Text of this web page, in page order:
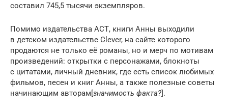
составил 745,5 тысячи экземпляров.
Помимо издательства АСТ, книги Анны выходили
в детском издательстве Clever, на сайте которого
продаются не только её романы, но и мерч по мотивам
произведений: открытки с персонажами, блокноты
с цитатами, личный дневник, где есть список любимых
фильмов, песен и книг Анны, а также полезные советы
начинающим авторам[значимость факта?].